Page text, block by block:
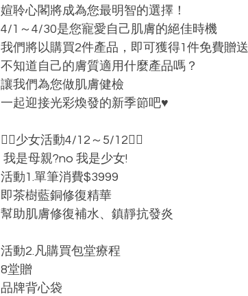
媗聆心閣將成為您最明智的選擇！
4/1～4/30是您寵愛自己肌膚的絕佳時機
我們將以購買2件產品，即可獲得1件免費贈送
不知道自己的膚質適用什麼產品嗎？
讓我們為您做肌膚健檢
一起迎接光彩煥發的新季節吧♥️
🧜‍♀️少女活動4/12～5/12🧜‍♀️
我是母親?no 我是少女!
活動1.單筆消費$3999
即茶樹藍銅修復精華
幫助肌膚修復補水、鎮靜抗發炎
活動2.凡購買包堂療程
8堂贈
品牌背心袋